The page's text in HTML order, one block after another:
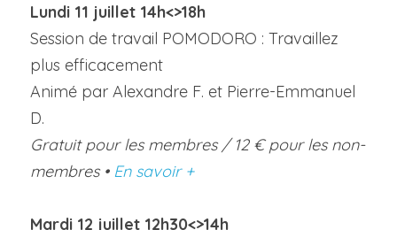
Lundi 11 juillet 14h<>18h
Session de travail POMODORO : Travaillez
plus efficacement
Animé par Alexandre F. et Pierre-Emmanuel
D.
Gratuit pour les membres / 12 € pour les non-
membres • En savoir +
Mardi 12 juillet 12h30<>14h